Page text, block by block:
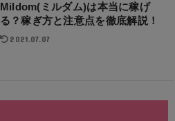
Mildom(ミルダム)は本当に稼げ
る？稼ぎ方と注意点を徹底解説！
2021.07.07